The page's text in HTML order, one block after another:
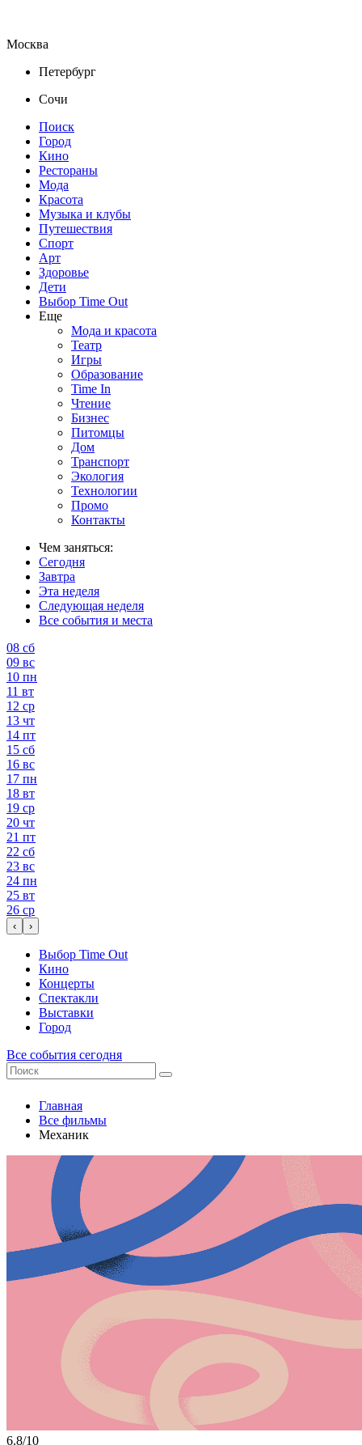
Москва
Петербург
Сочи
Поиск
Город
Кино
Рестораны
Мода
Красота
Музыка и клубы
Путешествия
Спорт
Арт
Здоровье
Дети
Выбор Time Out
Еще
Мода и красота
Театр
Игры
Образование
Time In
Чтение
Бизнес
Питомцы
Дом
Транспорт
Экология
Технологии
Промо
Контакты
Чем заняться:
Сегодня
Завтра
Эта неделя
Следующая неделя
Все события и места
08 сб
09 вс
10 пн
11 вт
12 ср
13 чт
14 пт
15 сб
16 вс
17 пн
18 вт
19 ср
20 чт
21 пт
22 сб
23 вс
24 пн
25 вт
26 ср
‹ ›
Выбор Time Out
Кино
Концерты
Спектакли
Выставки
Город
Все события сегодня
Главная
Все фильмы
Механик
6.8/10